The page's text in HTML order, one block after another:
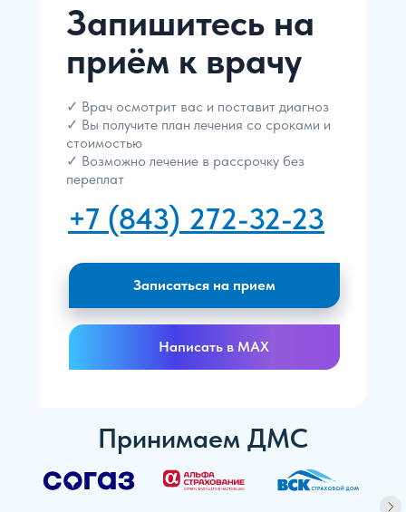
Запишитесь на
приём к врачу
✓ Врач осмотрит вас и поставит диагноз
✓ Вы получите план лечения со сроками и
стоимостью
✓ Возможно лечение в рассрочку без
переплат
+7 (843) 272-32-23
Записаться на прием
Написать в MAX
Принимаем ДМС